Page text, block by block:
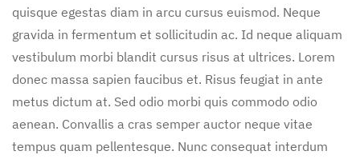
quisque egestas diam in arcu cursus euismod. Neque
gravida in fermentum et sollicitudin ac. Id neque aliquam
vestibulum morbi blandit cursus risus at ultrices. Lorem
donec massa sapien faucibus et. Risus feugiat in ante
metus dictum at. Sed odio morbi quis commodo odio
aenean. Convallis a cras semper auctor neque vitae
tempus quam pellentesque. Nunc consequat interdum